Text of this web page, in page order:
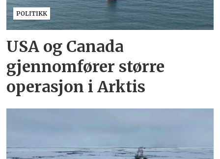
POLITIKK
USA og Canada
gjennomfører større
operasjon i Arktis